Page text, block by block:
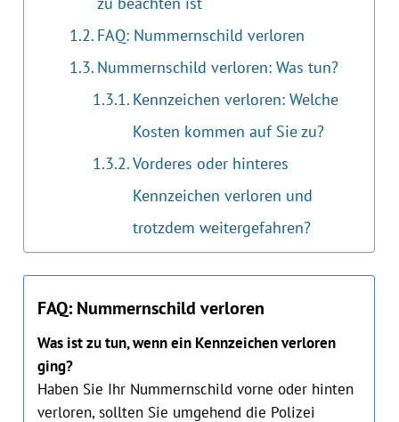
FAQ: Nummernschild verloren
Nummernschild verloren: Was tun?
Kennzeichen verloren: Welche
Kosten kommen auf Sie zu?
Vorderes oder hinteres
Kennzeichen verloren und
trotzdem weitergefahren?
FAQ: Nummernschild verloren
Was ist zu tun, wenn ein Kennzeichen verloren
ging?
Haben Sie Ihr Nummernschild vorne oder hinten
verloren, sollten Sie umgehend die Poli‌zei